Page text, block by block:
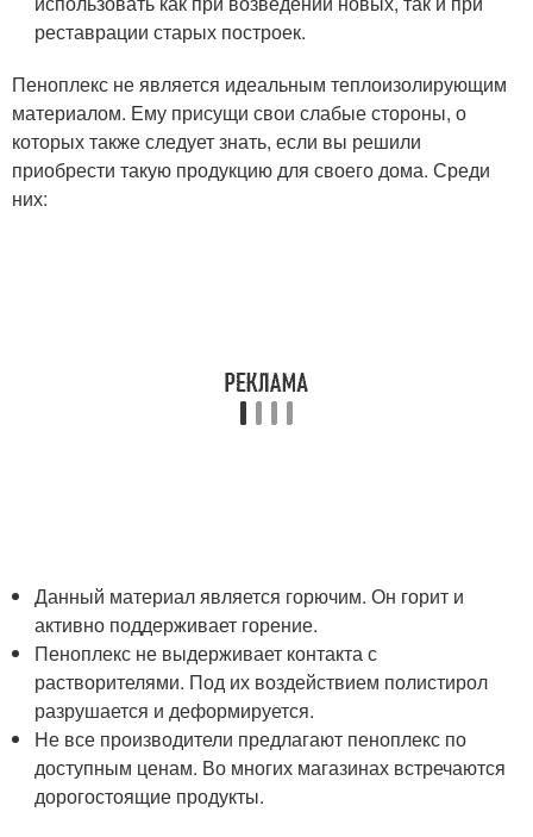
реставрации старых построек.
Пеноплекс не является идеальным теплоизолирующим
материалом. Ему присущи свои слабые стороны, о
которых также следует знать, если вы решили
приобрести такую продукцию для своего дома. Среди
них:
Данный материал является горючим. Он горит и
активно поддерживает горение.
Пеноплекс не выдерживает контакта с
растворителями. Под их воздействием полистирол
разрушается и деформируется.
Не все производители предлагают пеноплекс по
доступным ценам. Во многих магазинах встречаются
дорогостоящие продукты.